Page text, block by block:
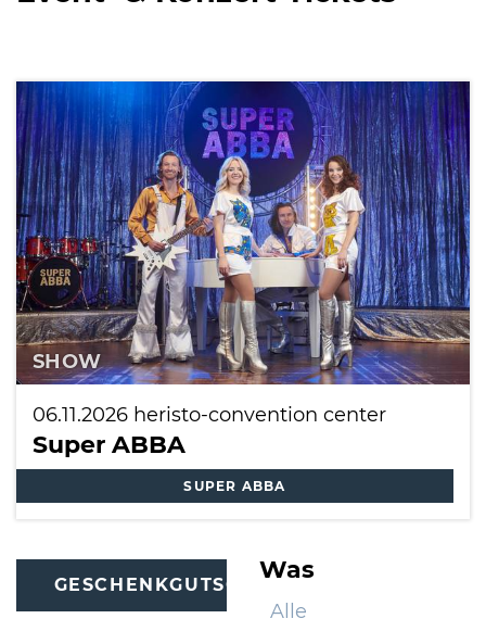
International
SHOW
06.11.2026 heristo-convention center
Super ABBA
SUPER ABBA
GESCHENKGUTSCHEINE
Was
Alle